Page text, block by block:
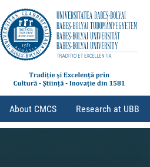
About CMCS Research at UBB